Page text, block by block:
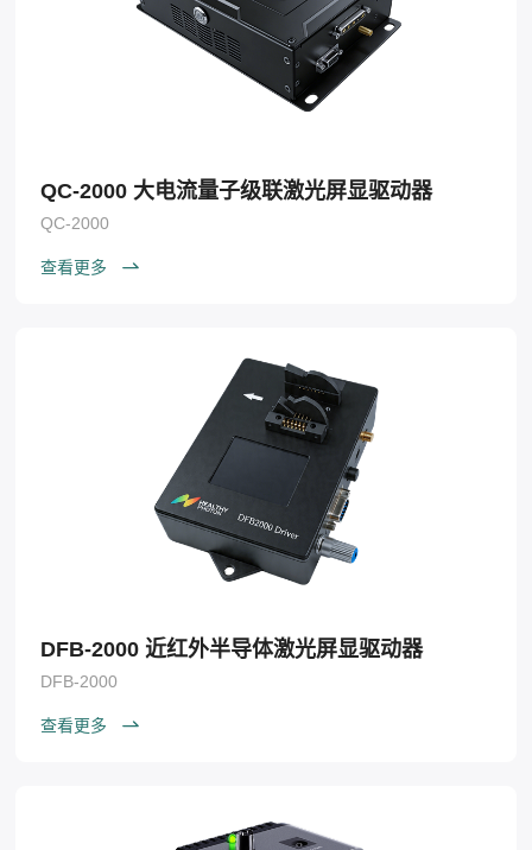
QC-2000 大电流量子级联激光屏显驱动器
QC-2000
查看更多
DFB-2000 近红外半导体激光屏显驱动器
DFB-2000
查看更多